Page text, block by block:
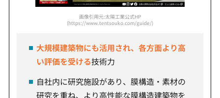
画像引用元:太陽工業公式HP
(https://www.tentsouko.com/guide/)
大規模建築物にも活用され、各方面より高
い評価を受ける技術力
自社内に研究施設があり、膜構造・素材の
研究を重ね、より高性能な膜構造建築物を